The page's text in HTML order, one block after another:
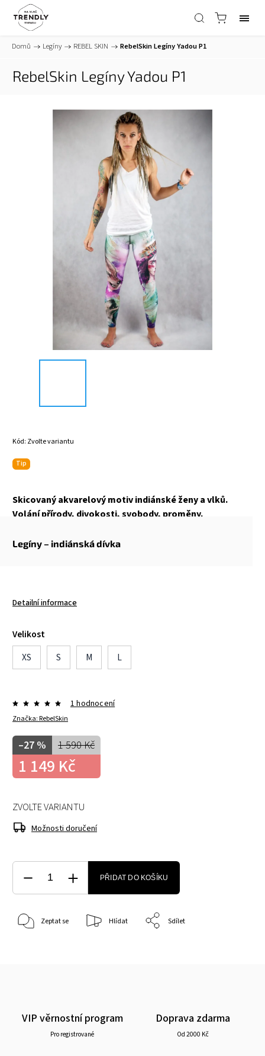
Domů / Legíny / REBEL SKIN / RebelSkin Legíny Yadou P1
RebelSkin Legíny Yadou P1
Kód: Zvolte variantu
Tip
Skicovaný akvarelový motiv indiánské ženy a vlků.
Volání přírody, divokosti, svobody, proměny.
Legíny – indiánská dívka
Detailní informace
Velikost
XS
S M L
Značka:RebelSkin
1 hodnocení
1 590 Kč
–27 %
1 149 Kč
ZVOLTE VARIANTU
Možnosti doručení
PŘIDAT DO KOŠÍKU
Zeptat se Hlídat Sdílet
VIP věrnostní program
Pro registrované
Doprava zdarma
Od 2000 Kč